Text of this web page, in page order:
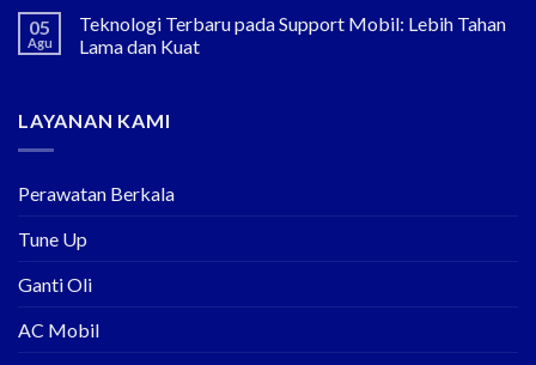
05
Agu
Teknologi Terbaru pada Support Mobil: Lebih Tahan
Lama dan Kuat
LAYANAN KAMI
Perawatan Berkala
Tune Up
Ganti Oli
AC Mobil